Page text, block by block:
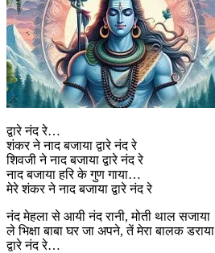
द्वारे नंद रे…
शंकर ने नाद बजाया द्वारे नंद रे
शिवजी ने नाद बजाया द्वारे नंद रे
नाद बजाया हरि के गुण गाया…
मेरे शंकर ने नाद बजाया द्वारे नंद रे
नंद मेहला से आयी नंद रानी, मोती थाल सजाया
ले भिक्षा बाबा घर जा अपने, तें मेरा बालक डराया
द्वारे नंद रे…